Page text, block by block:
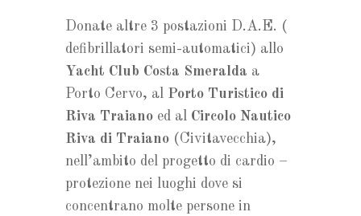
Donate altre 3 postazioni D.A.E. (
defibrillatori semi-automatici) allo
Yacht Club Costa Smeralda a
Porto Cervo, al Porto Turistico di
Riva Traianoed al Circolo Nautico
Riva di Traiano(Civitavecchia),
nell’ambito del progetto di cardio –
protezione nei luoghi dove si
concentrano molte persone in